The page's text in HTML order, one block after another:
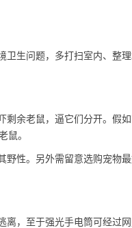
生问题，多打扫室内、整
余老鼠，逼它们分开。假
鼠。
性。另外需留意选购宠物最
，至于强光手电筒可经过